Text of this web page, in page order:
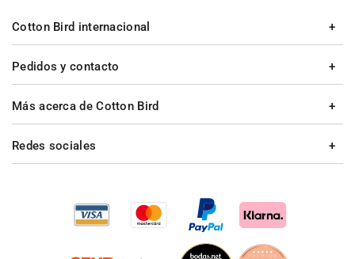
Pedidos y contacto
Más acerca de Cotton Bird
Cotton Bird internacional
Redes sociales